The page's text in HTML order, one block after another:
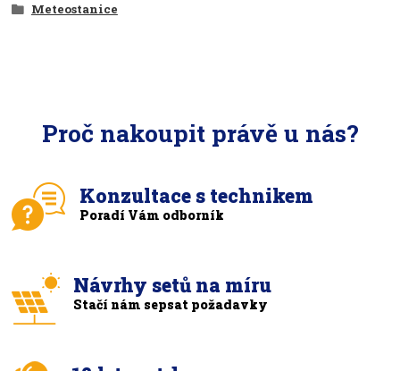
Meteostanice
Proč nakoupit právě u nás?
Konzultace s technikem
Poradí Vám odborník
Návrhy setů na míru
Stačí nám sepsat požadavky